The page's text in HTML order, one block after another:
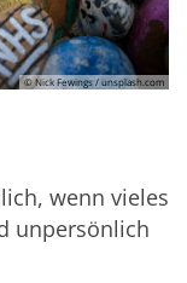
© Nick Fewings / unsplash.com
wenn vieles
unpersönlich